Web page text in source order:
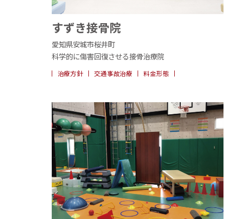
すずき接骨院
愛知県安城市桜井町
科学的に傷害回復させる接骨治療院
治療方針 交通事故治療 料金形態